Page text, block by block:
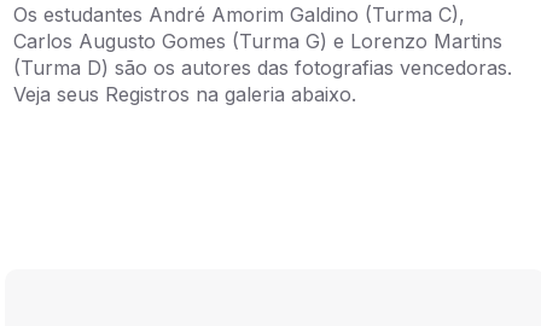
Os estudantes André Amorim Galdino (Turma C),
Carlos Augusto Gomes (Turma G) e Lorenzo Martins
(Turma D) são os autores das fotografias vencedoras.
Veja seus Registros na galeria abaixo.